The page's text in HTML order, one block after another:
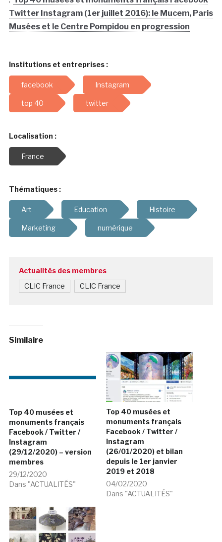
Twitter Instagram (1er juillet 2016): le Mucem, Paris
Musées et le Centre Pompidou en progression
Institutions et entreprises :
facebook Instagram
top 40 twitter
Localisation :
France
Thématiques :
Art Education Histoire
Marketing numérique
Actualités des membres
CLIC France CLIC France
Similaire
Top 40 musées et
monuments français
Facebook / Twitter /
Instagram
(29/12/2020) – version
membres
29/12/2020
Dans "ACTUALITÉS"
Top 40 musées et
monuments français
Facebook / Twitter /
Instagram
(26/01/2020) et bilan
depuis le 1er janvier
2019 et 2018
04/02/2020
Dans "ACTUALITÉS"